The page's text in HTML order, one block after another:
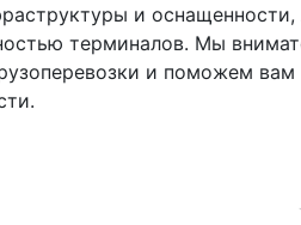
и оснащенности,
терминалов. Мы
и поможем вам